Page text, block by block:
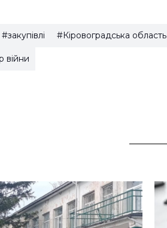
#закупівлі #Кіровоградська область
війни